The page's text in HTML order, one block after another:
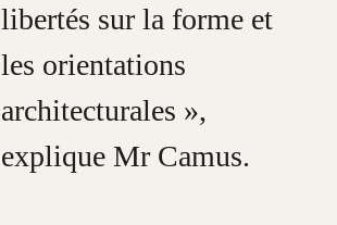
libertés sur la forme et
les orientations
architecturales »,
explique Mr Camus.